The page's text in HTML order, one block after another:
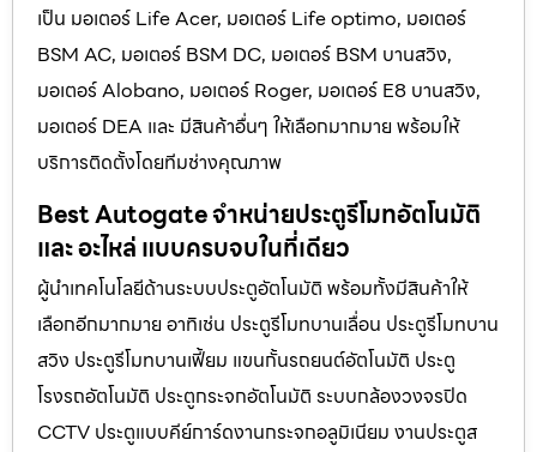
เป็น มอเตอร์ Life Acer, มอเตอร์ Life optimo, มอเตอร์
BSM AC, มอเตอร์ BSM DC, มอเตอร์ BSM บานสวิง,
มอเตอร์ Alobano, มอเตอร์ Roger, มอเตอร์ E8 บานสวิง,
มอเตอร์ DEA และ มีสินค้าอื่นๆ ให้เลือกมากมาย พร้อมให้
บริการติดตั้งโดยทีมช่างคุณภาพ
Best Autogate จำหน่ายประตูรีโมทอัตโนมัติ
และ อะไหล่ แบบครบจบในที่เดียว
ผู้นำเทคโนโลยีด้านระบบประตูอัตโนมัติ พร้อมทั้งมีสินค้าให้
เลือกอีกมากมาย อาทิเช่น ประตูรีโมทบานเลื่อน ประตูรีโมทบาน
สวิง ประตูรีโมทบานเฟี้ยม แขนกั้นรถยนต์อัตโนมัติ ประตู
โรงรถอัตโนมัติ ประตูกระจกอัตโนมัติ ระบบกล้องวงจรปิด
CCTV ประตูแบบคีย์การ์ดงานกระจกอลูมิเนียม งานประตูส